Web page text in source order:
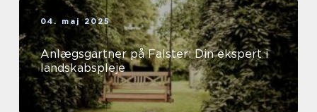
04. maj 2025
Anlægsgartner på Falster: Din ekspert i
landskabspleje